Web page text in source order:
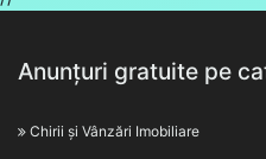
Anunțuri gratuite pe
Chirii și Vânzări Imobiliare